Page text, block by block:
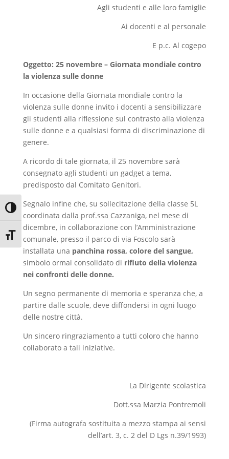
Attiva/disattiva alto contrasto
Attiva/disattiva dimensione testo
Agli studenti e alle loro famiglie
Ai docenti e al personale
E p.c. Al cogepo
Oggetto: 25 novembre – Giornata mondiale contro
la violenza sulle donne
In occasione della Giornata mondiale contro la
violenza sulle donne invito i docenti a sensibilizzare
gli studenti alla riflessione sul contrasto alla violenza
sulle donne e a qualsiasi forma di discriminazione di
genere.
A ricordo di tale giornata, il 25 novembre sarà
consegnato agli studenti un gadget a tema,
predisposto dal Comitato Genitori.
Segnalo infine che, su sollecitazione della classe 5L
coordinata dalla prof.ssa Cazzaniga, nel mese di
dicembre, in collaborazione con l’Amministrazione
comunale, presso il parco di via Foscolo sarà
installata una panchina rossa, colore del sangue,
simbolo ormai consolidato di rifiuto della violenza
nei confronti delle donne.
Un segno permanente di memoria e speranza che, a
partire dalle scuole, deve diffondersi in ogni luogo
delle nostre città.
Un sincero ringraziamento a tutti coloro che hanno
collaborato a tali iniziative.
La Dirigente scolastica
Dott.ssa Marzia Pontremoli
(Firma autografa sostituita a mezzo stampa ai sensi
dell’art. 3, c. 2 del D Lgs n.39/1993)